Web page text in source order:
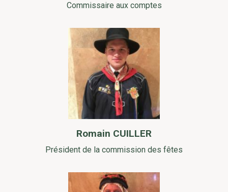
Commissaire aux comptes
Romain CUILLER
Président de la commission des fêtes